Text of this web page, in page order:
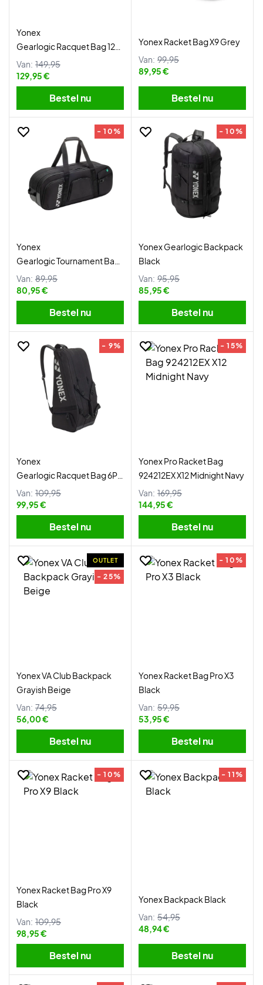
Yonex
Gearlogic Racquet Bag 12Pcs
Black
Van: 149,95
129,95 €
Bestel nu
Yonex Racket Bag X9 Grey
Van: 99,95
89,95 €
Bestel nu
- 10%
Yonex
Gearlogic Tournament Bag
Black
Van: 89,95
80,95 €
Bestel nu
- 10%
Yonex Gearlogic Backpack
Black
Van: 95,95
85,95 €
Bestel nu
- 9%
Yonex
Gearlogic Racquet Bag 6Pcs
Black
Van: 109,95
99,95 €
Bestel nu
- 15%
Yonex Pro Racket Bag
924212EX X12 Midnight Navy
Van: 169,95
144,95 €
Bestel nu
OUTLET
- 25%
Yonex VA Club Backpack
Grayish Beige
Van: 74,95
56,00 €
Bestel nu
- 10%
Yonex Racket Bag Pro X3
Black
Van: 59,95
53,95 €
Bestel nu
- 10%
Yonex Racket Bag Pro X9
Black
Van: 109,95
98,95 €
Bestel nu
- 11%
Yonex Backpack Black
Van: 54,95
48,94 €
Bestel nu